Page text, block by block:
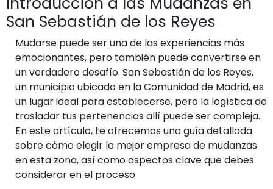
San Sebastián de los Reyes
Mudarse puede ser una de las experiencias más
emocionantes, pero también puede convertirse en
un verdadero desafío. San Sebastián de los Reyes,
un municipio ubicado en la Comunidad de Madrid, es
un lugar ideal para establecerse, pero la logística de
trasladar tus pertenencias allí puede ser compleja.
En este artículo, te ofrecemos una guía detallada
sobre cómo elegir la mejor empresa de mudanzas
en esta zona, así como aspectos clave que debes
considerar en el proceso.